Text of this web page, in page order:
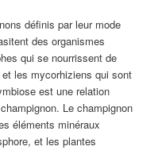
définis par leur mode
des organismes
qui se nourrissent de
les mycorhiziens qui sont
est une relation
Le champignon
éléments minéraux
et les plantes